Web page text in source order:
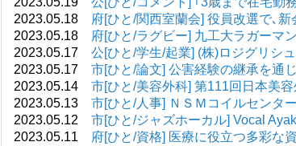
2023.05.18
府[ひと/関西室蘭会] 役員改選で､
2023.05.18
府[ひと/ラグビー] 九工大ラガーマ
2023.05.17 公[ひと/学生/起業] (株)ロジグリシ
2023.05.17 市[ひと/論文] 公害経験の継承を通
2023.05.14 市[ひと/美容外科] 第111回日本美
2023.05.13 市[ひと/人事] ＮＳＭコイルセンタ
2023.05.12 市[ひと/ジャズホーカル] Vocal
2023.05.11
府[ひと/資格] 医療に役立つ多彩な